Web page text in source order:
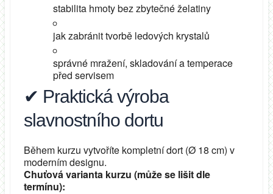
stabilita hmoty bez zbytečné želatiny
jak zabránit tvorbě ledových krystalů
správné mražení, skladování a temperace
před servisem
✔ Praktická výroba
slavnostního dortu
Během kurzu vytvoříte kompletní dort (Ø 18 cm) v
moderním designu.
Chuťová varianta kurzu (může se lišit dle
termínu):